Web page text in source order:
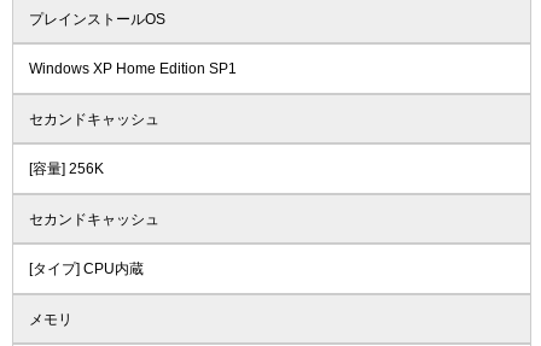
プレインストールOS
Windows XP Home Edition SP1
セカンドキャッシュ
[容量] 256K
セカンドキャッシュ
[タイプ] CPU内蔵
メモリ